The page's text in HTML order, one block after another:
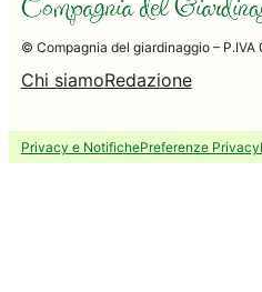
© Compagnia del giardinaggio –
Chi siamoRedazione
Privacy e NotifichePreferenze Privacy